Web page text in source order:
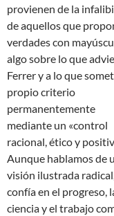
provienen de la
de aquellos que
verdades con
algo sobre lo que
Ferrer y a lo que
propio criterio
permanentemente
mediante un «control
racional, ético y
Aunque hablamos de
visión ilustrada
confía en el progreso,
ciencia y el trabajo